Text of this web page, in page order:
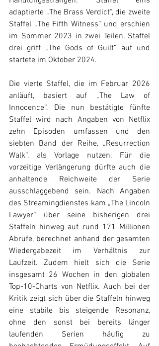
adaptierte „The Brass Verdict“, die zweite
Staffel „The Fifth Witness“ und erschien
im Sommer 2023 in zwei Teilen, Staffel
drei griff „The Gods of Guilt“ auf und
startete im Oktober 2024.
Die vierte Staffel, die im Februar 2026
anläuft, basiert auf „The Law of
Innocence“. Die nun bestätigte fünfte
Staffel wird nach Angaben von Netflix
zehn Episoden umfassen und den
siebten Band der Reihe, „Resurrection
Walk“, als Vorlage nutzen. Für die
vorzeitige Verlängerung dürfte auch die
anhaltende Reichweite der Serie
ausschlaggebend sein. Nach Angaben
des Streamingdienstes kam „The Lincoln
Lawyer“ über seine bisherigen drei
Staffeln hinweg auf rund 171 Millionen
Abrufe, berechnet anhand der gesamten
Wiedergabezeit im Verhältnis zur
Laufzeit. Zudem hielt sich die Serie
insgesamt 26 Wochen in den globalen
Top-10-Charts von Netflix. Auch bei der
Kritik zeigt sich über die Staffeln hinweg
eine stabile bis steigende Resonanz,
ohne den sonst bei bereits länger
laufenden Serien häufig zu